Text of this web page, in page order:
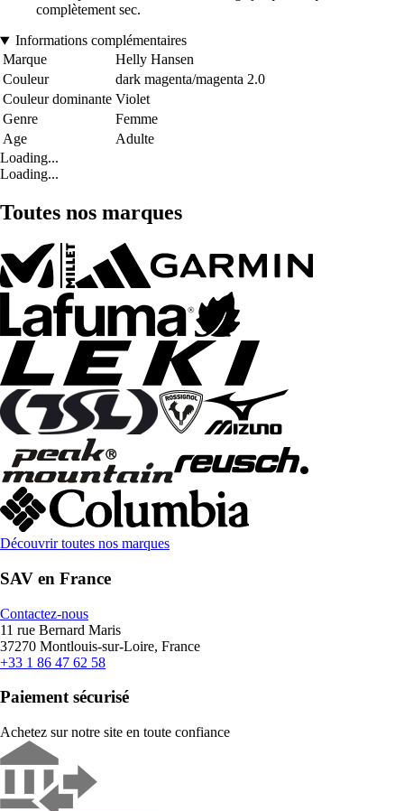
complètement sec.
Informations complémentaires
Marque
Helly Hansen
Couleur
dark magenta/magenta 2.0
Couleur dominante Violet
Genre
Femme
Age
Adulte
Loading...
Loading...
Toutes nos marques
Découvrir toutes nos marques
SAV en France
Contactez-nous
11 rue Bernard Maris
37270 Montlouis-sur-Loire, France
+33 1 86 47 62 58
Paiement sécurisé
Achetez sur notre site en toute confiance